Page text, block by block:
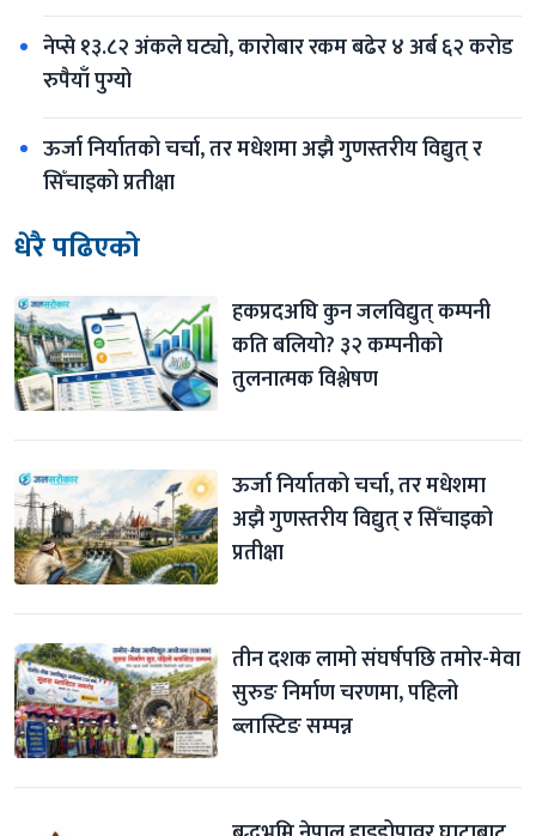
नेप्से १३.८२ अंकले घट्यो, कारोबार रकम बढेर ४ अर्ब ६२ करोड
रुपैयाँ पुग्यो
ऊर्जा निर्यातको चर्चा, तर मधेशमा अझै गुणस्तरीय विद्युत् र
सिँचाइको प्रतीक्षा
धेरै पढिएको
हकप्रदअघि कुन जलविद्युत् कम्पनी
कति बलियो? ३२ कम्पनीको
तुलनात्मक विश्लेषण
ऊर्जा निर्यातको चर्चा, तर मधेशमा
अझै गुणस्तरीय विद्युत् र सिँचाइको
प्रतीक्षा
तीन दशक लामो संघर्षपछि तमोर-मेवा
सुरुङ निर्माण चरणमा, पहिलो
ब्लास्टिङ सम्पन्न